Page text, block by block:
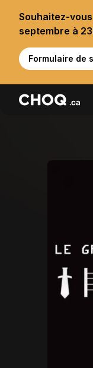
Souhaitez-
septembre à
Formulaire de